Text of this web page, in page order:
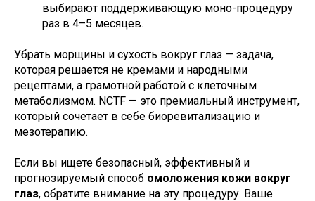
выбирают поддерживающую моно-процедуру
раз в 4–5 месяцев.
Убрать морщины и сухость вокруг глаз — задача,
которая решается не кремами и народными
рецептами, а грамотной работой с клеточным
метаболизмом. NCTF — это премиальный инструмент,
который сочетает в себе биоревитализацию и
мезотерапию.
Если вы ищете безопасный, эффективный и
прогнозируемый способ омоложения кожи вокруг
глаз, обратите внимание на эту процедуру. Ваше